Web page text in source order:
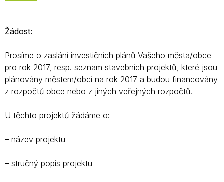
Žádost:
Prosíme o zaslání investičních plánů Vašeho města/obce
pro rok 2017, resp. seznam stavebních projektů, které jsou
plánovány městem/obcí na rok 2017 a budou financovány
z rozpočtů obce nebo z jiných veřejných rozpočtů.
U těchto projektů žádáme o:
– název projektu
– stručný popis projektu